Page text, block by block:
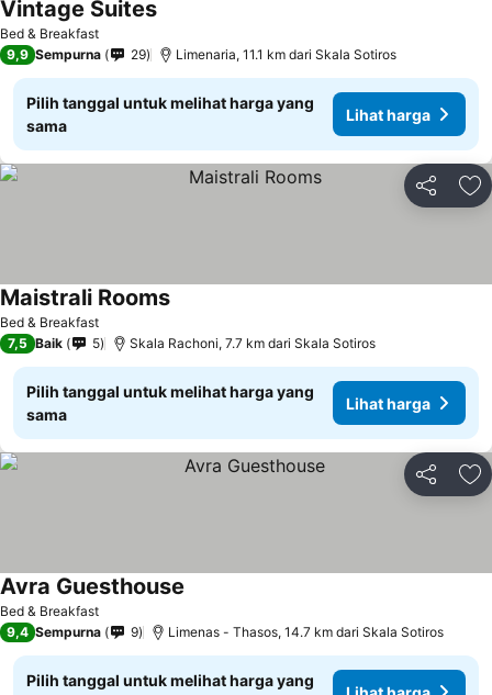
Bed & Breakfast
Vintage SuitesLihat harga
9,9 Sempurna 29 Limenaria, 11.1 km dari Skala Sotiros
Pilih tanggal untuk melihat harga yang
sama
Lihat harga
Bagikan
Bed & Breakfast
Maistrali RoomsLihat harga
7,5 Baik 5 Skala Rachoni, 7.7 km dari Skala Sotiros
Pilih tanggal untuk melihat harga yang
sama
Lihat harga
Bagikan
Bed & Breakfast
Avra Guesthouse
9,4 Sempurna 9 Limenas - Thasos, 14.7 km dari Skala Sotiros
Pilih tanggal untuk melihat harga yang